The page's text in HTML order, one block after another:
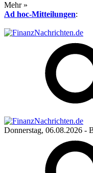
Mehr »
Ad hoc-Mitteilungen:
Donnerstag, 06.08.2026 -